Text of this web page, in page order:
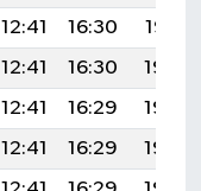
12:41 16:30
19:47
12:41 16:30
19:46
12:41 16:29
19:45
12:41 16:29
19:44